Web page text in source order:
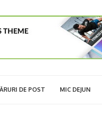
DE POST MIC DEJUN